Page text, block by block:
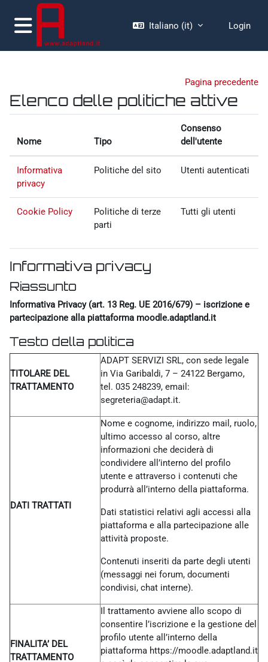
Vai al contenuto principale
Pannello laterale
Italiano ‎(it)‎ Login
Pagina precedente
Elenco delle politiche attive
Nome Tipo
Consenso
dell'utente
Informativa
privacy
Politiche del sito Utenti autenticati
Cookie Policy
Politiche di terze
parti
Tutti gli utenti
Informativa privacy
Riassunto
Informativa Privacy (art. 13 Reg. UE 2016/679) – iscrizione e
partecipazione alla piattaforma moodle.adaptland.it
Testo della politica
TITOLARE DEL
TRATTAMENTO
ADAPT SERVIZI SRL, con sede legale
in Via Garibaldi, 7 – 24122 Bergamo,
tel. 035 248239, email:
segreteria@adapt.it.
DATI TRATTATI
Nome e cognome, indirizzo mail, ruolo,
ultimo accesso al corso, altre
informazioni che deciderà di
condividere all’interno del profilo
utente e attraverso i contenuti che
produrrà all’interno della piattaforma.
Dati statistici relativi agli accessi alla
piattaforma e alla partecipazione alle
attività proposte.
Contenuti inseriti da parte degli utenti
(messaggi nei forum, documenti
condivisi, chat interne).
FINALITA’ DEL
TRATTAMENTO
Il trattamento avviene allo scopo di
consentire l’iscrizione e la gestione del
profilo utente all’interno della
piattaforma https://moodle.adaptland.it